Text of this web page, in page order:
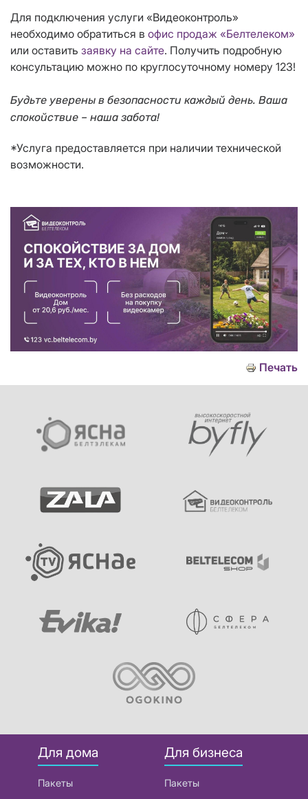
Для подключения услуги «Видеоконтроль»
необходимо обратиться в офис продаж «Белтелеком»
или оставить заявку на сайте. Получить подробную
консультацию можно по круглосуточному номеру 123!
Будьте уверены в безопасности каждый день. Ваша
спокойствие – наша забота!
*Услуга предоставляется при наличии технической
возможности.
Печать
Для дома
Пакеты
Для бизнеса
Пакеты